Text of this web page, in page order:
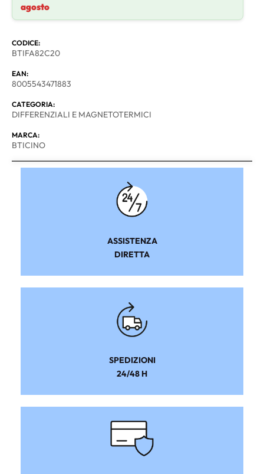
agosto
CODICE:
BTIFA82C20
EAN:
8005543471883
CATEGORIA:
DIFFERENZIALI E MAGNETOTERMICI
MARCA:
BTICINO
ASSISTENZA
DIRETTA
SPEDIZIONI
24/48 H